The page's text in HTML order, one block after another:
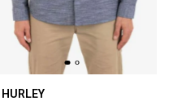
HURLEY